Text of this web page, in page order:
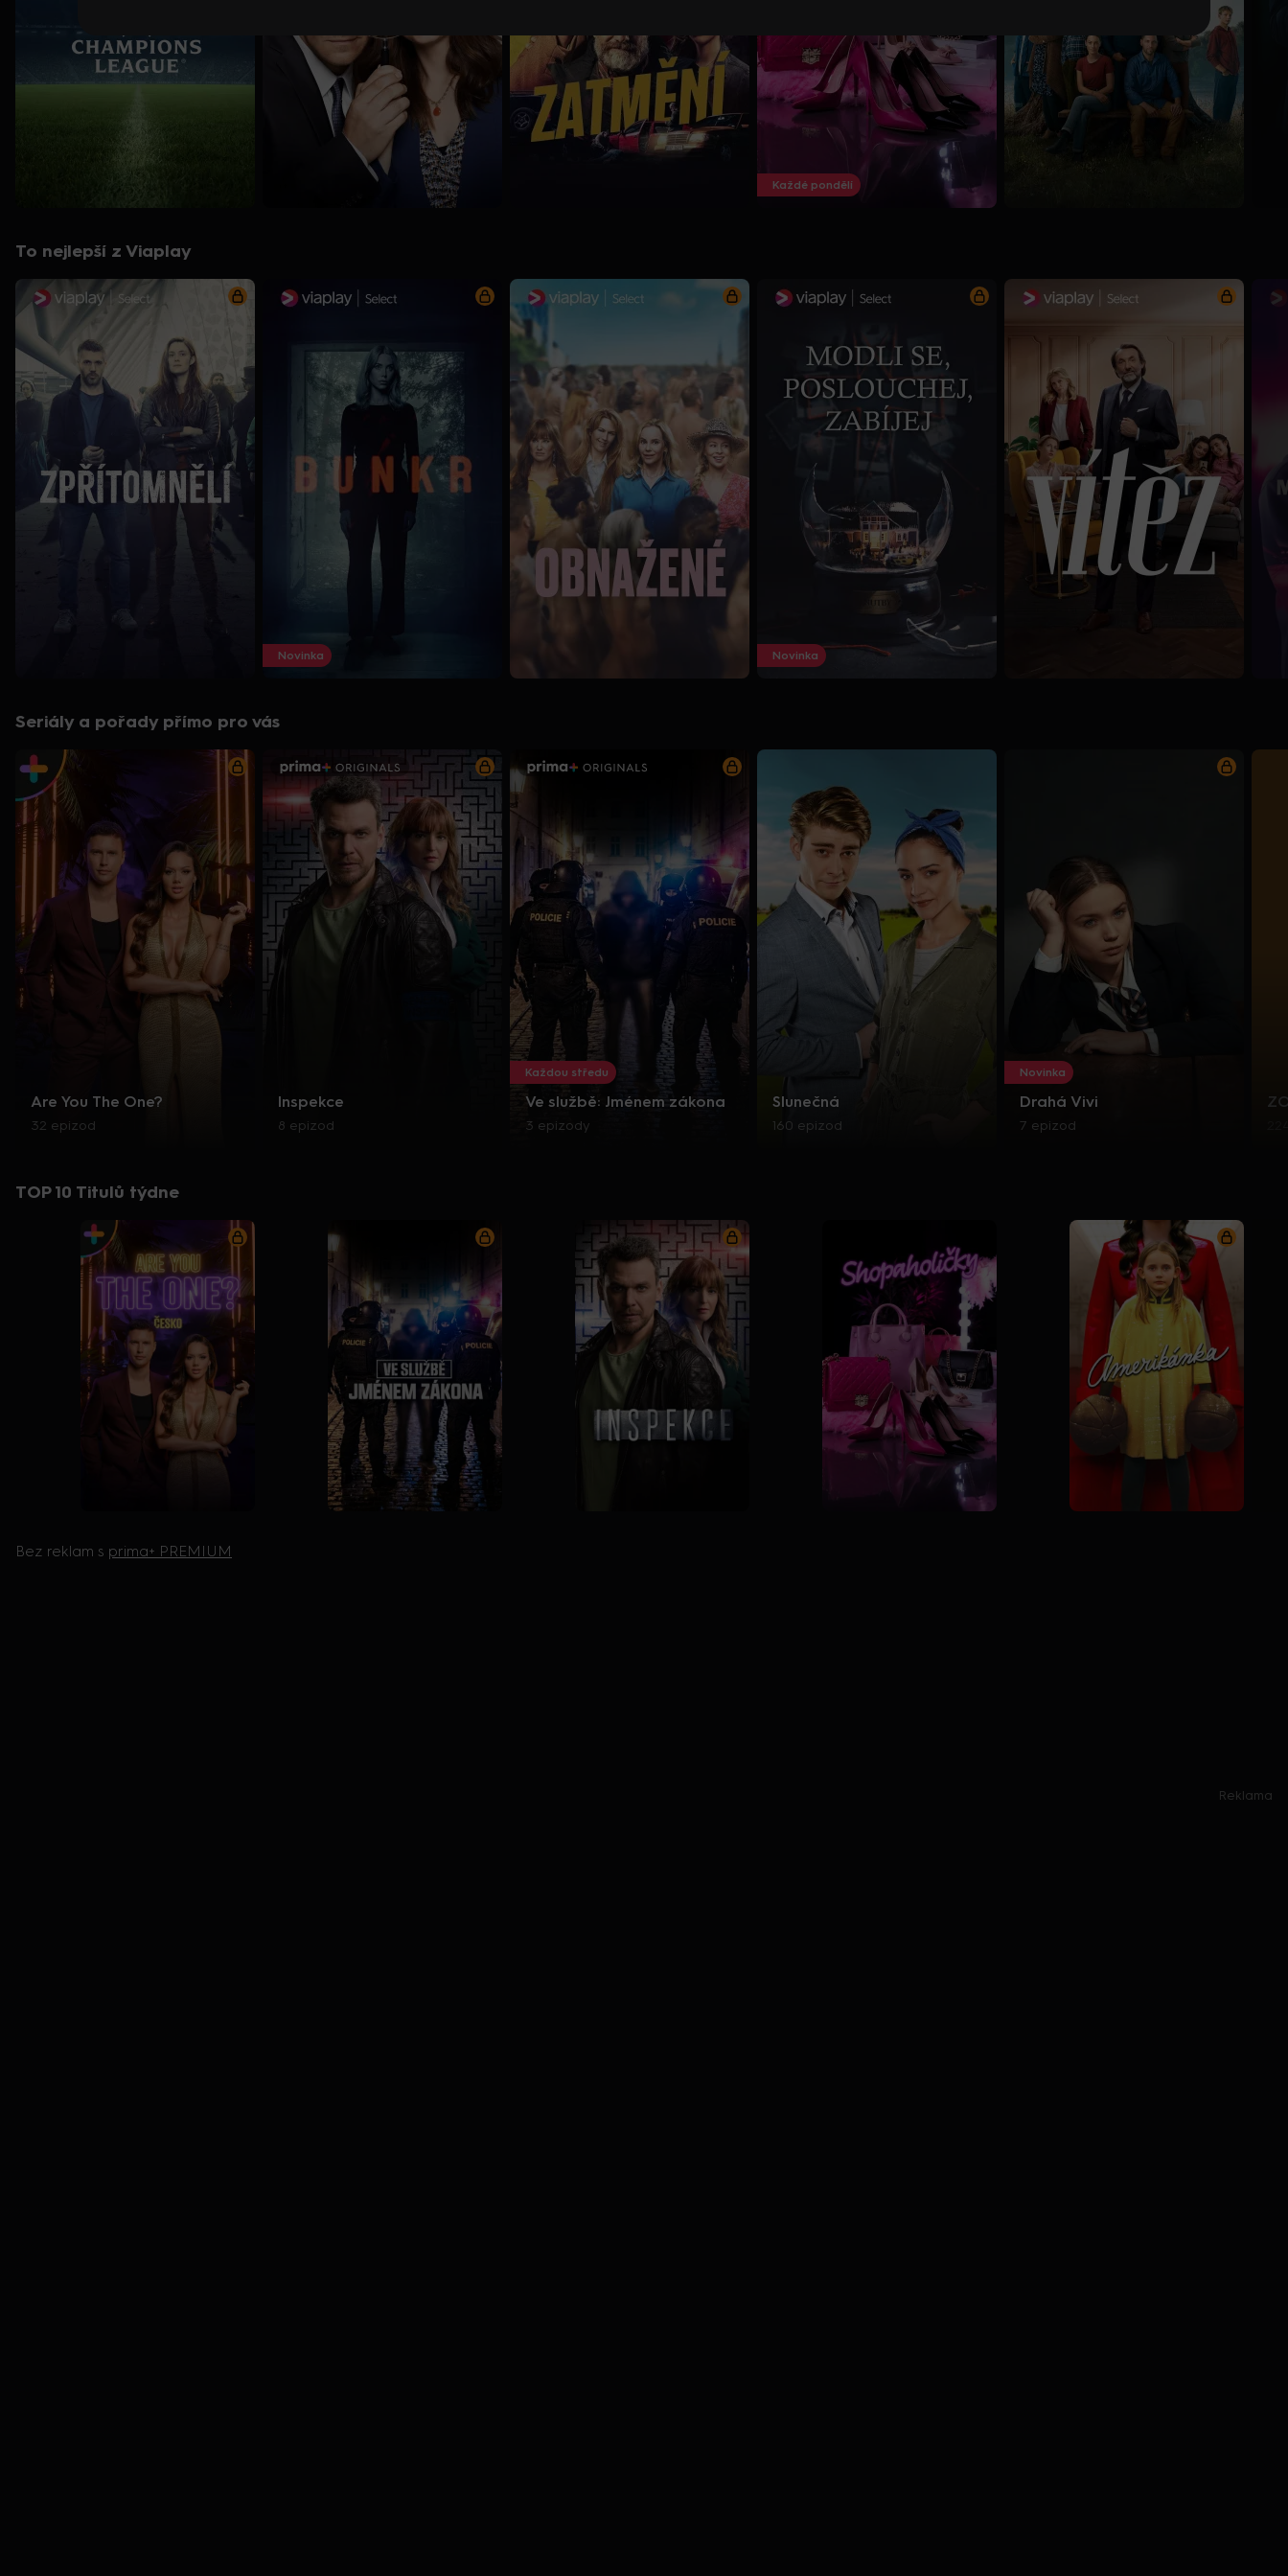
Každé pondělí
To nejlepší z Viaplay
Novinka Novinka
Seriály a pořady přímo pro vás
Are You The One?
32 epizod
Inspekce
8 epizod
Každou středu
Ve službě: Jménem zákona
3 epizody
Slunečná
160 epizod
Novinka
Drahá Vivi
7 epizod
TOP 10 Titulů týdne
Bez reklam s prima+ PREMIUM
Reklama